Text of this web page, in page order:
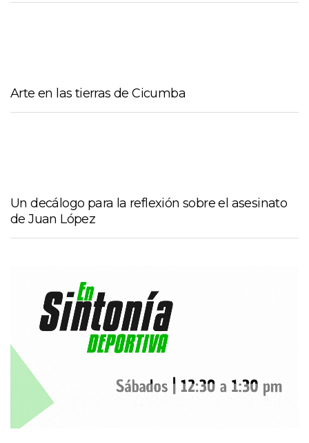
Arte en las tierras de Cicumba
Un decálogo para la reflexión sobre el asesinato
de Juan López